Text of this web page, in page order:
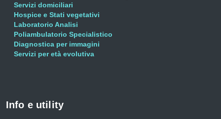
Servizi domiciliari
Hospice e Stati vegetativi
Laboratorio Analisi
Poliambulatorio Specialistico
Diagnostica per immagini
Servizi per età evolutiva
Info e utility